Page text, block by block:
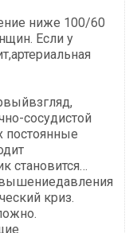
ниже 100/60
Если у
сосудистой
становится…
криз.